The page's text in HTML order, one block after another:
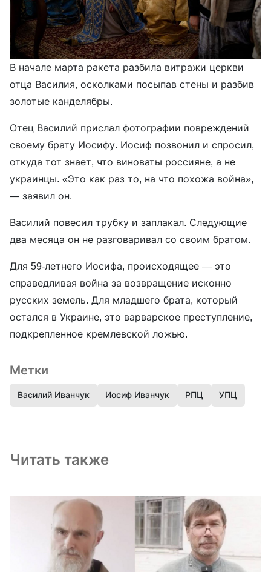
В начале марта ракета разбила витражи церкви
отца Василия, осколками посыпав стены и разбив
золотые канделябры.
Отец Василий прислал фотографии повреждений
своему брату Иосифу. Иосиф позвонил и спросил,
откуда тот знает, что виноваты россияне, а не
украинцы. «Это как раз то, на что похожа война»,
— заявил он.
Василий повесил трубку и заплакал. Следующие
два месяца он не разговаривал со своим братом.
Для 59-летнего Иосифа, происходящее — это
справедливая война за возвращение исконно
русских земель. Для младшего брата, который
остался в Украине, это варварское преступление,
подкрепленное кремлевской ложью.
Метки
Василий Иванчук Иосиф Иванчук РПЦ УПЦ
Читать также